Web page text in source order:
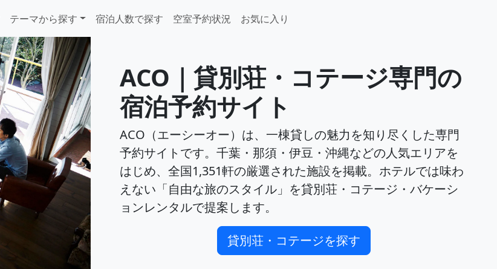
テーマから探す 宿泊人数で探す 空室予約状況 お気に入り
ACO｜貸別荘・コテージ専門の
宿泊予約サイト
ACO（エーシーオー）は、一棟貸しの魅力を知り尽くした専門
予約サイトです。千葉・那須・伊豆・沖縄などの人気エリアを
はじめ、全国1,351軒の厳選された施設を掲載。ホテルでは味わ
えない「自由な旅のスタイル」を貸別荘・コテージ・バケーシ
ョンレンタルで提案します。
貸別荘・コテージを探す